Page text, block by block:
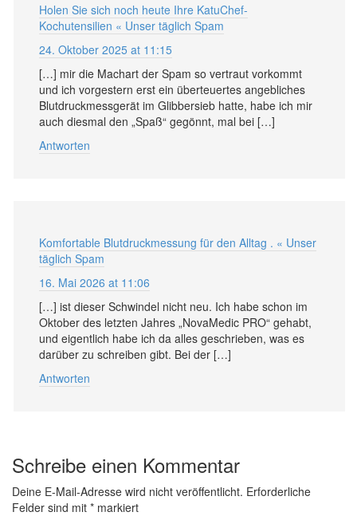
Holen Sie sich noch heute Ihre KatuChef-
Kochutensilien « Unser täglich Spam
24. Oktober 2025 at 11:15
[…] mir die Machart der Spam so vertraut vorkommt
und ich vorgestern erst ein überteuertes angebliches
Blutdruckmessgerät im Glibbersieb hatte, habe ich mir
auch diesmal den „Spaß“ gegönnt, mal bei […]
Antworten
Komfortable Blutdruckmessung für den Alltag . « Unser
täglich Spam
16. Mai 2026 at 11:06
[…] ist dieser Schwindel nicht neu. Ich habe schon im
Oktober des letzten Jahres „NovaMedic PRO“ gehabt,
und eigentlich habe ich da alles geschrieben, was es
darüber zu schreiben gibt. Bei der […]
Antworten
Schreibe einen Kommentar
Deine E-Mail-Adresse wird nicht veröffentlicht. Erforderliche
Felder sind mit * markiert